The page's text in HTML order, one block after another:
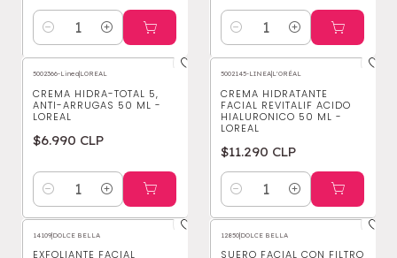
Cantidad Cantidad
5002366-Linea|LOREAL
CREMA HIDRA-TOTAL 5,
ANTI-ARRUGAS 50 ML -
LOREAL
$6.990 CLP
Cantidad
5002145-LINEA|L'ORÉAL
CREMA HIDRATANTE
FACIAL REVITALIF ACIDO
HIALURONICO 50 ML -
LOREAL
$11.290 CLP
Cantidad
14109|DOLCE BELLA
EXFOLIANTE FACIAL
12850|DOLCE BELLA
SUERO FACIAL CON FILTRO